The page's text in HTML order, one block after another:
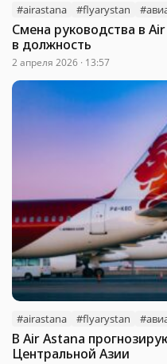
#airastana #flyarystan
Смена руководства в
в должность
2 апреля 2026 · 13:57
#airastana #flyarystan
В Air Astana
Центральной Азии